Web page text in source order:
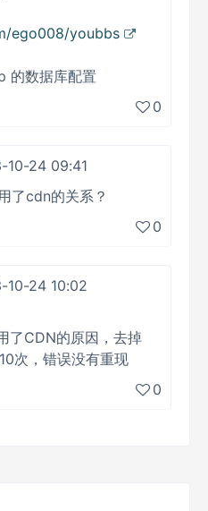
ego008/youbbs
的数据库配置
0
10-24 09:41
了cdn的关系？
0
10-24 10:02
了CDN的原因，去掉
次，错误没有重现
0